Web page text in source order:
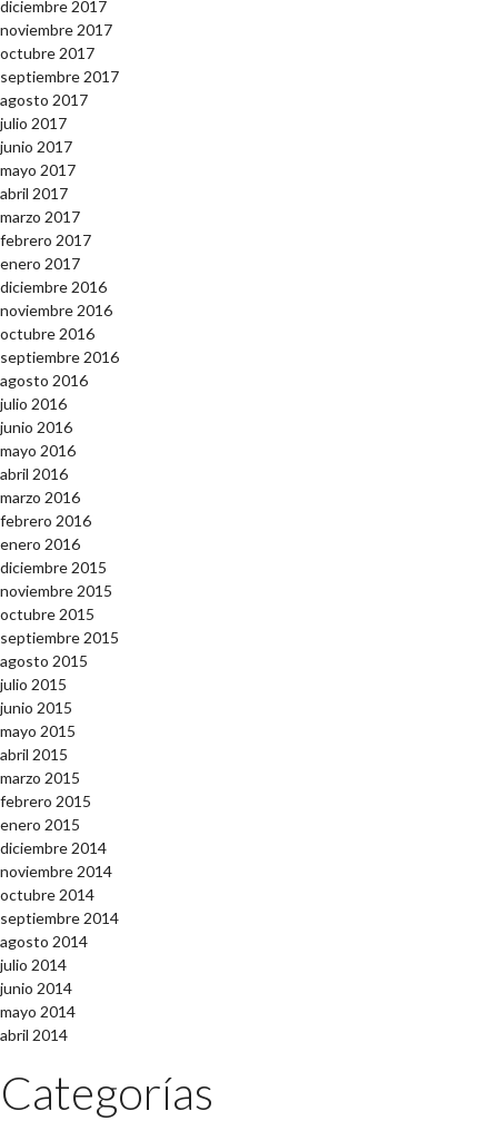
diciembre 2017
noviembre 2017
octubre 2017
septiembre 2017
agosto 2017
julio 2017
junio 2017
mayo 2017
abril 2017
marzo 2017
febrero 2017
enero 2017
diciembre 2016
noviembre 2016
octubre 2016
septiembre 2016
agosto 2016
julio 2016
junio 2016
mayo 2016
abril 2016
marzo 2016
febrero 2016
enero 2016
diciembre 2015
noviembre 2015
octubre 2015
septiembre 2015
agosto 2015
julio 2015
junio 2015
mayo 2015
abril 2015
marzo 2015
febrero 2015
enero 2015
diciembre 2014
noviembre 2014
octubre 2014
septiembre 2014
agosto 2014
julio 2014
junio 2014
mayo 2014
abril 2014
Categorías